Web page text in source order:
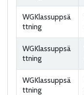
WGKlassuppsä
ttning
WGKlassuppsä
ttning
WGKlassuppsä
ttning